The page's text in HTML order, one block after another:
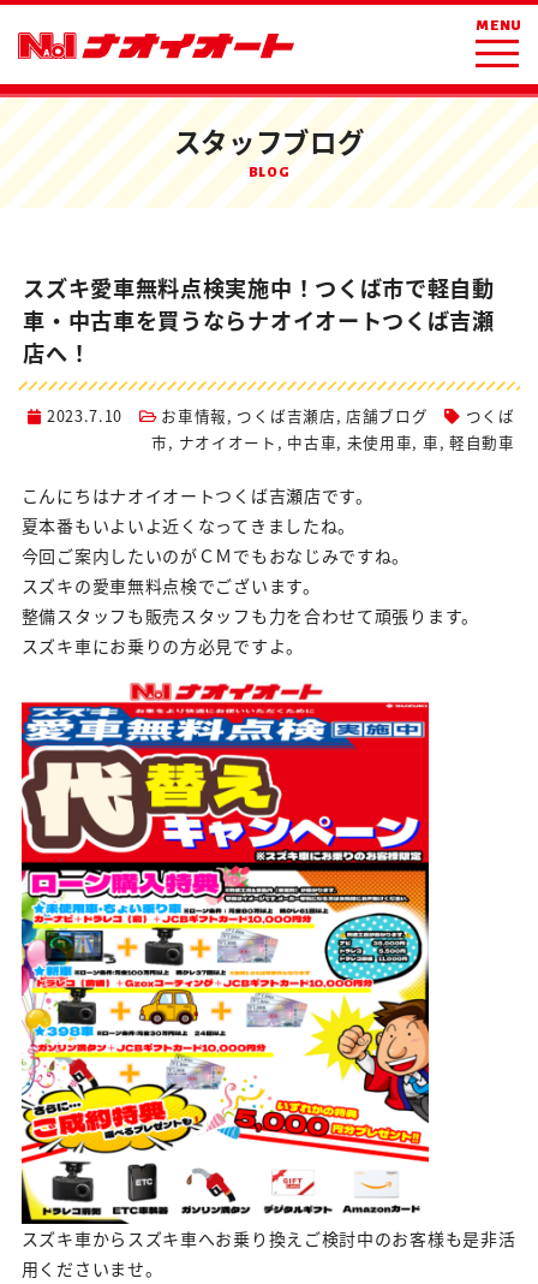
MENU
スズキ愛車無料点検実施中！つくば市で軽自動車・中古車を買うならナオイ
スタッフブログ
BLOG
スズキ愛車無料点検実施中！つくば市で軽自動
車・中古車を買うならナオイオートつくば吉瀬
店へ！
2023.7.10 お車情報, つくば吉瀬店, 店舗ブログ
つくば
市, ナオイオート , 中古車, 未使用車, 車, 軽自動車
こんにちはナオイオートつくば吉瀬店です。
夏本番もいよいよ近くなってきましたね。
今回ご案内したいのがＣＭでもおなじみですね。
スズキの愛車無料点検でございます。
整備スタッフも販売スタッフも力を合わせて頑張ります。
スズキ車にお乗りの方必見ですよ。
スズキ車からスズキ車へお乗り換えご検討中のお客様も是非活
用くださいませ。